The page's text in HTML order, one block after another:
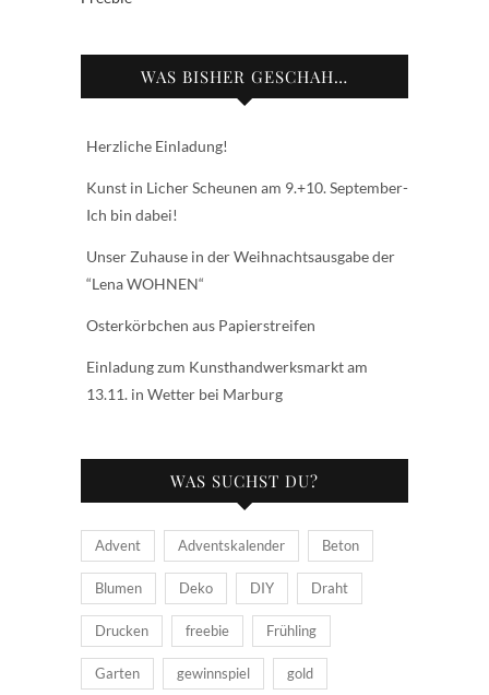
WAS BISHER GESCHAH…
Herzliche Einladung!
Kunst in Licher Scheunen am 9.+10. September-
Ich bin dabei!
Unser Zuhause in der Weihnachtsausgabe der
“Lena WOHNEN“
Osterkörbchen aus Papierstreifen
Einladung zum Kunsthandwerksmarkt am
13.11. in Wetter bei Marburg
WAS SUCHST DU?
Advent Adventskalender Beton
Blumen Deko DIY Draht
Drucken freebie Frühling
Garten gewinnspiel gold